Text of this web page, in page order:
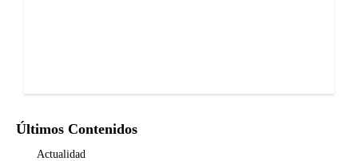
Últimos Contenidos
Actualidad